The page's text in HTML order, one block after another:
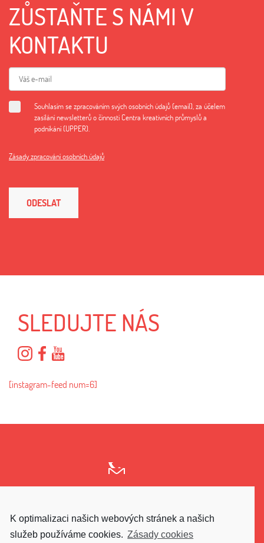
ZŮSTAŇTE S NÁMI V
KONTAKTU
Souhlasím se zpracováním svých osobních údajů (email), za účelem
zasílání newsletterů o činnosti Centra kreativních průmyslů a
podnikání (UPPER).
Zásady zpracování osobních údajů
ODESLAT
SLEDUJTE NÁS
[instagram-feed num=6]
GO UPPER
K optimalizaci našich webových stránek a našich
služeb používáme cookies. Zásady cookies